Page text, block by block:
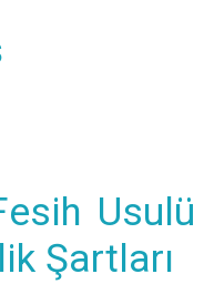
Usulü
Şartları